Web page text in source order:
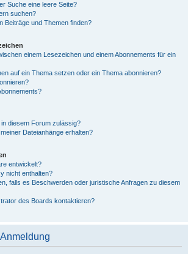
Suche eine leere Seite?
suchen?
Beiträge und Themen finden?
einem Lesezeichen und einem Abonnements für ein
auf ein Thema setzen oder ein Thema abonnieren?
diesem Forum zulässig?
Dateianhänge erhalten?
entwickelt?
nicht enthalten?
falls es Beschwerden oder juristische Anfragen zu diesem
des Boards kontaktieren?